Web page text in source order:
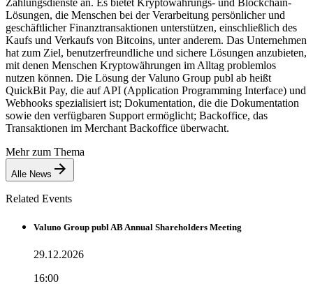
Lösungen, die Menschen bei der Verarbeitung persönlicher und
geschäftlicher Finanztransaktionen unterstützen, einschließlich des
Kaufs und Verkaufs von Bitcoins, unter anderem. Das Unternehmen
hat zum Ziel, benutzerfreundliche und sichere Lösungen anzubieten,
mit denen Menschen Kryptowährungen im Alltag problemlos
nutzen können. Die Lösung der Valuno Group publ ab heißt
QuickBit Pay, die auf API (Application Programming Interface) und
Webhooks spezialisiert ist; Dokumentation, die die Dokumentation
sowie den verfügbaren Support ermöglicht; Backoffice, das
Transaktionen im Merchant Backoffice überwacht.
Mehr zum Thema
Alle News
Related Events
Valuno Group publ AB Annual Shareholders Meeting
29.12.2026
16:00